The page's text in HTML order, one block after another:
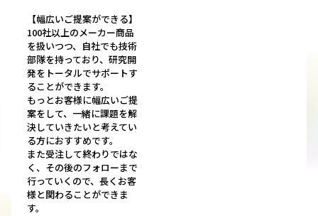
【幅広いご提案ができる】
100社以上のメーカー商品
を扱いつつ、自社でも技術
部隊を持っており、研究開
発をトータルでサポートす
ることができます。
もっとお客様に幅広いご提
案をして、一緒に課題を解
決していきたいと考えてい
る方におすすめです。
また受注して終わりではな
く、その後のフォローまで
行っていくので、長くお客
様と関わることができま
す。